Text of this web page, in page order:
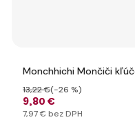
Monchhichi Mončiči
9,80 €
13,22 €(-26 %)
7,97 € bez DPH